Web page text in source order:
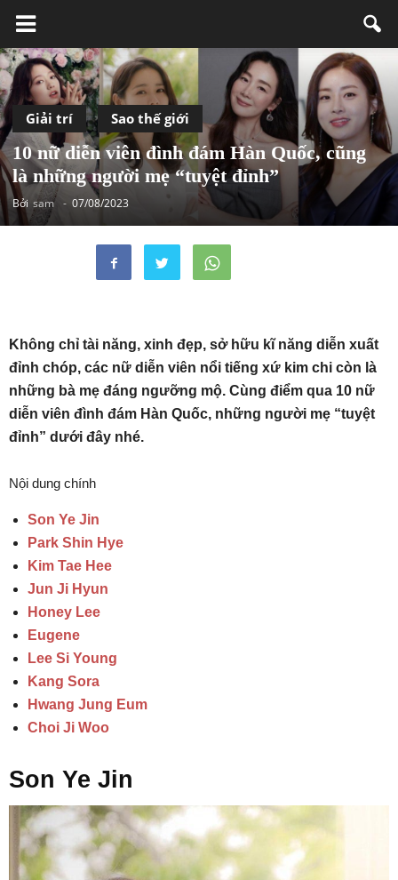
Giải trí Sao thế giới
10 nữ diễn viên đình đám Hàn Quốc, cũng
là những người mẹ “tuyệt đỉnh”
Bởi sam - 07/08/2023
Không chỉ tài năng, xinh đẹp, sở hữu kĩ năng diễn xuất
đỉnh chóp, các nữ diễn viên nổi tiếng xứ kim chi còn là
những bà mẹ đáng ngưỡng mộ. Cùng điểm qua 10 nữ
diễn viên đình đám Hàn Quốc, những người mẹ “tuyệt
đỉnh” dưới đây nhé.
Nội dung chính
Son Ye Jin
Park Shin Hye
Kim Tae Hee
Jun Ji Hyun
Honey Lee
Eugene
Lee Si Young
Kang Sora
Hwang Jung Eum
Choi Ji Woo
Son Ye Jin